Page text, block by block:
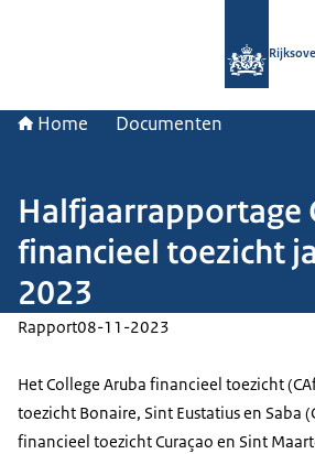
Home Documenten
Halfjaarrapportage
financieel toezicht
2023
Rapport08-11-2023
Het College Aruba financieel toezicht
toezicht Bonaire, Sint Eustatius en Saba
financieel toezicht Curaçao en Sint